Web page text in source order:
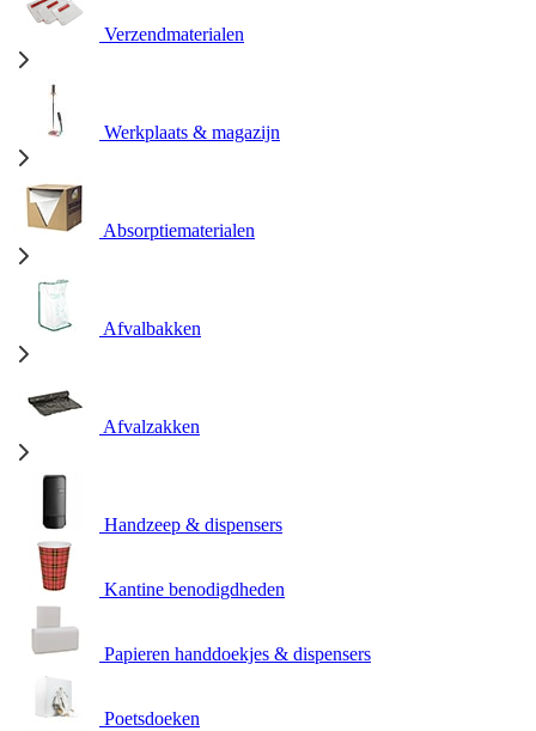
Verzendmaterialen
Werkplaats & magazijn
Absorptiematerialen
Afvalbakken
Afvalzakken
Handzeep & dispensers
Kantine benodigdheden
Papieren handdoekjes & dispensers
Poetsdoeken